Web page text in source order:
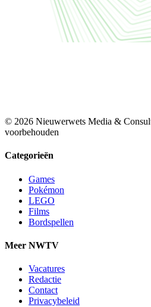
© 2026 Nieuwerwets Media &
voorbehouden
Categorieën
Games
Pokémon
LEGO
Films
Bordspellen
Meer NWTV
Vacatures
Redactie
Contact
Privacybeleid